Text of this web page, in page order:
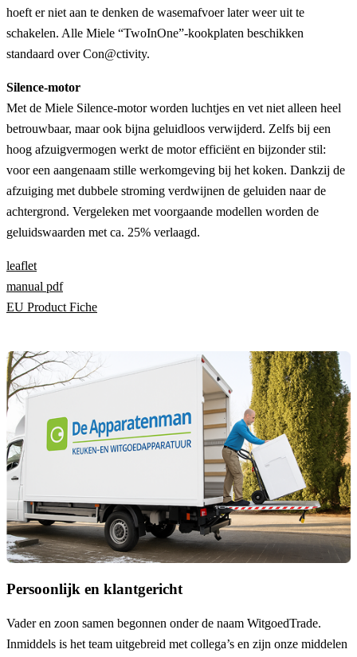
hoeft er niet aan te denken de wasemafvoer later weer uit te
schakelen. Alle Miele “TwoInOne”-kookplaten beschikken
standaard over Con@ctivity.
Silence-motor
Met de Miele Silence-motor worden luchtjes en vet niet alleen heel
betrouwbaar, maar ook bijna geluidloos verwijderd. Zelfs bij een
hoog afzuigvermogen werkt de motor efficiënt en bijzonder stil:
voor een aangenaam stille werkomgeving bij het koken. Dankzij de
afzuiging met dubbele stroming verdwijnen de geluiden naar de
achtergrond. Vergeleken met voorgaande modellen worden de
geluidswaarden met ca. 25% verlaagd.
leaflet
manual pdf
EU Product Fiche
Persoonlijk en klantgericht
Vader en zoon samen begonnen onder de naam WitgoedTrade.
Inmiddels is het team uitgebreid met collega’s en zijn onze middelen